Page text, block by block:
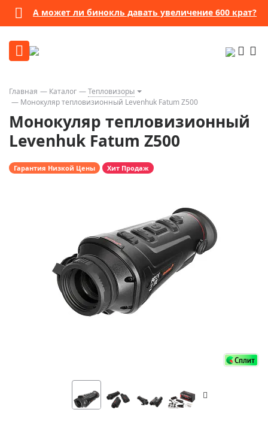
А может ли бинокль давать увеличение 600 крат?
Главная Каталог
Тепловизоры
Монокуляр тепловизионный Levenhuk Fatum Z500
Монокуляр тепловизионный
Levenhuk Fatum Z500
Гарантия Низкой Цены Хит Продаж